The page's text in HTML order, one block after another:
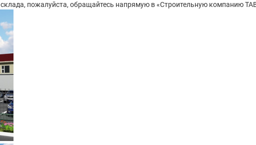
пожалуйста, обращайтесь напрямую в «Строительную компанию